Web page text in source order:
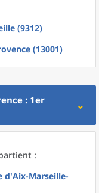
(9312)
(13001)
: 1er
:
d'Aix-Marseille-